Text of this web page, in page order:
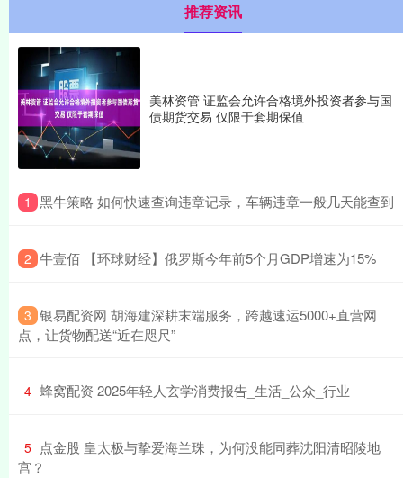
推荐资讯
美林资管 证监会允许合格境外投资者参与国
债期货交易 仅限于套期保值
1 ​黑牛策略 如何快速查询违章记录，车辆违章一般几天能查到
2 ​牛壹佰 【环球财经】俄罗斯今年前5个月GDP增速为15%
3 ​银易配资网 胡海建深耕末端服务，跨越速运5000+直营网
点，让货物配送“近在咫尺”
4 ​蜂窝配资 2025年轻人玄学消费报告_生活_公众_行业
5 ​点金股 皇太极与挚爱海兰珠，为何没能同葬沈阳清昭陵地
宫？